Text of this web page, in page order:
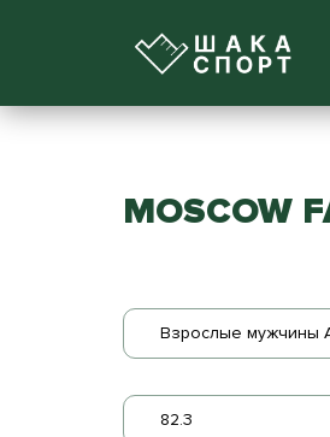
MOSCOW
Взрослые мужчины
82.3